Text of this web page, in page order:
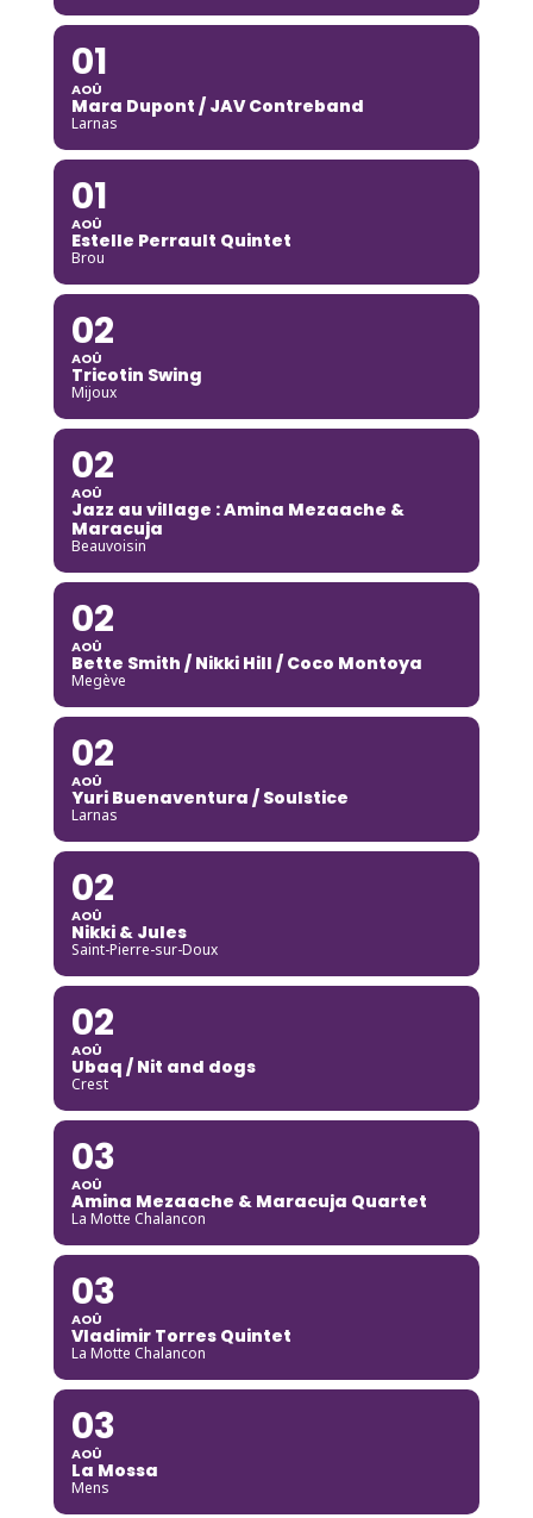
01
AOÛ
Mara Dupont / JAV Contreband
Larnas
01
AOÛ
Estelle Perrault Quintet
Brou
02
AOÛ
Tricotin Swing
Mijoux
02
AOÛ
Jazz au village : Amina Mezaache &
Maracuja
Beauvoisin
02
AOÛ
Bette Smith / Nikki Hill / Coco Montoya
Megève
02
AOÛ
Yuri Buenaventura / Soulstice
Larnas
02
AOÛ
Nikki & Jules
Saint-Pierre-sur-Doux
02
AOÛ
Ubaq / Nit and dogs
Crest
03
AOÛ
Amina Mezaache & Maracuja Quartet
La Motte Chalancon
03
AOÛ
Vladimir Torres Quintet
La Motte Chalancon
03
AOÛ
La Mossa
Mens